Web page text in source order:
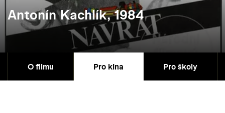
Antonín Kachlík, 1984
O filmu Pro kina Pro školy